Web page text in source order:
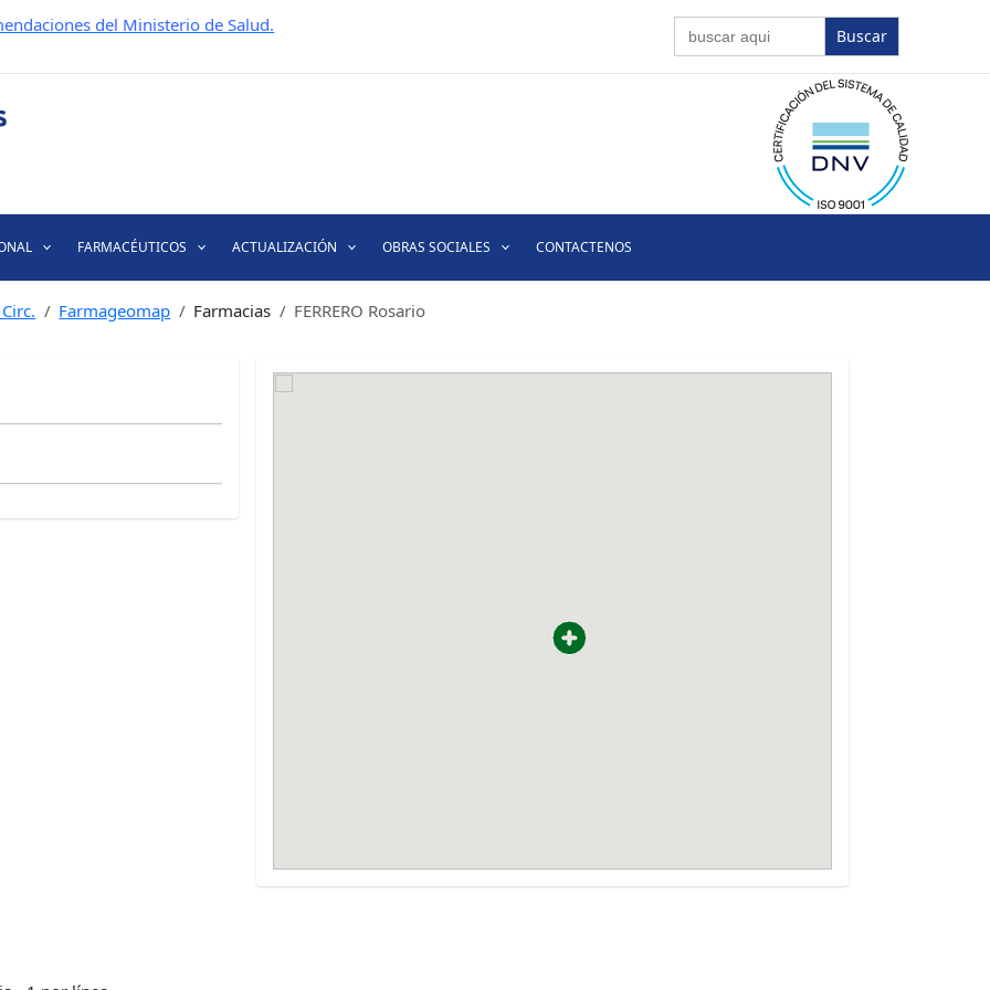
del Ministerio de Salud. Buscar:
FARMACÉUTICOS ACTUALIZACIÓN OBRAS SOCIALES CONTACTENOS
Farmageomap Farmacias FERRERO Rosario